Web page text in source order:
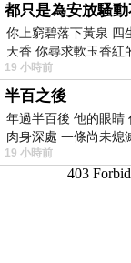
都只是為安放騷
你上窮碧落下黃泉 四
天香 你尋求軟玉香紅
19 小時前
半百之後
年過半百後 他的眼睛
肉身深處 一條尚未熄
19 小時前